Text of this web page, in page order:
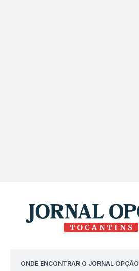
ONDE ENCONTRAR O JORNAL OPÇÃO